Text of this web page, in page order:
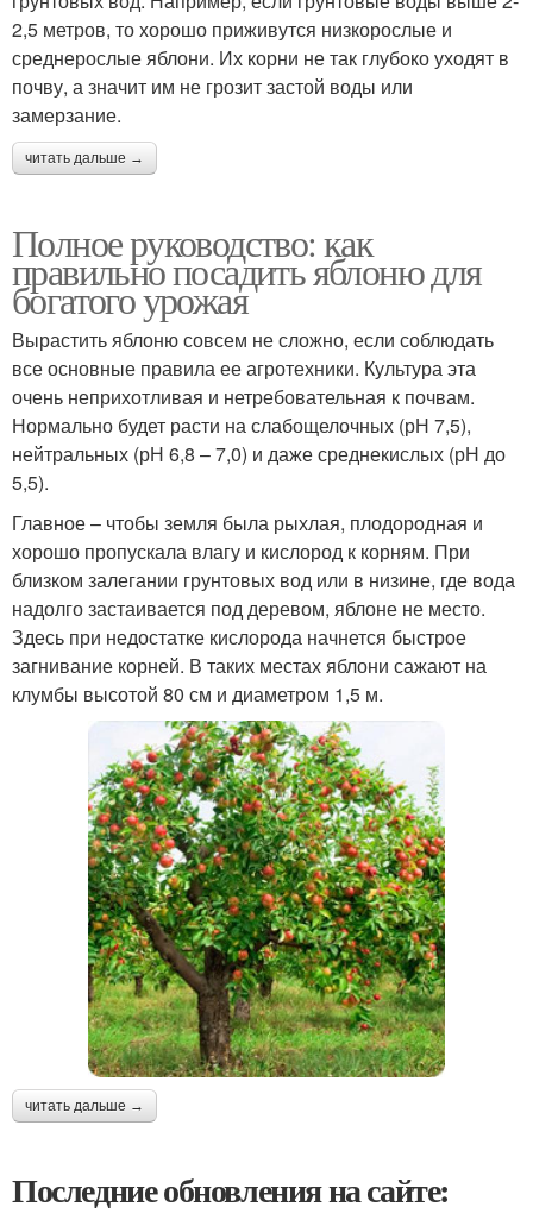
2,5 метров, то хорошо приживутся низкорослые и
среднерослые яблони. Их корни не так глубоко уходят в
почву, а значит им не грозит застой воды или
замерзание.
читать дальше →
Полное руководство: как
правильно посадить яблоню для
богатого урожая
Вырастить яблоню совсем не сложно, если соблюдать
все основные правила ее агротехники. Культура эта
очень неприхотливая и нетребовательная к почвам.
Нормально будет расти на слабощелочных (рН 7,5),
нейтральных (рН 6,8 – 7,0) и даже среднекислых (рН до
5,5).
Главное – чтобы земля была рыхлая, плодородная и
хорошо пропускала влагу и кислород к корням. При
близком залегании грунтовых вод или в низине, где вода
надолго застаивается под деревом, яблоне не место.
Здесь при недостатке кислорода начнется быстрое
загнивание корней. В таких местах яблони сажают на
клумбы высотой 80 см и диаметром 1,5 м.
читать дальше →
Последние обновления на сайте: